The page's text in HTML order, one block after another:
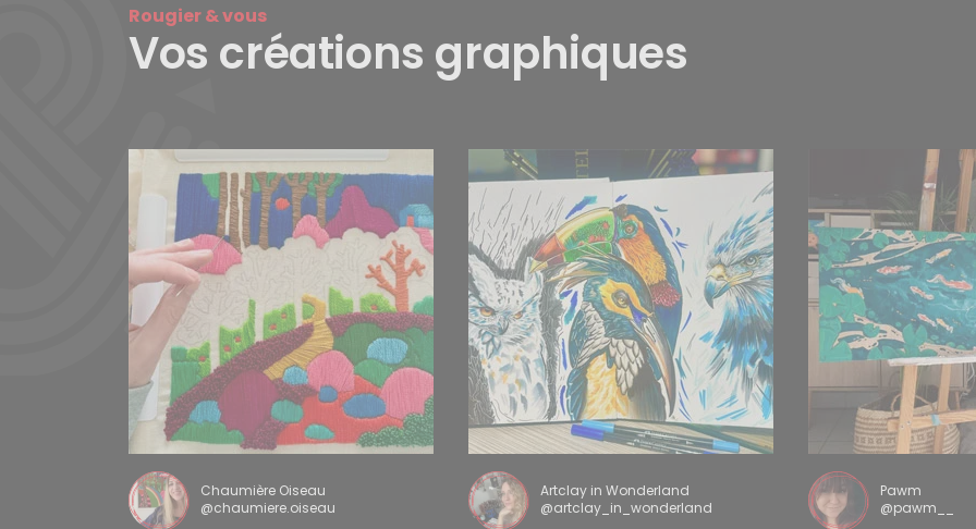
Rougier & vous
Vos créations graphiques
Chaumière Oiseau
@chaumiere.oiseau
Artclay in Wonderland
@artclay_in_wonderland
Pawm
@pawm__